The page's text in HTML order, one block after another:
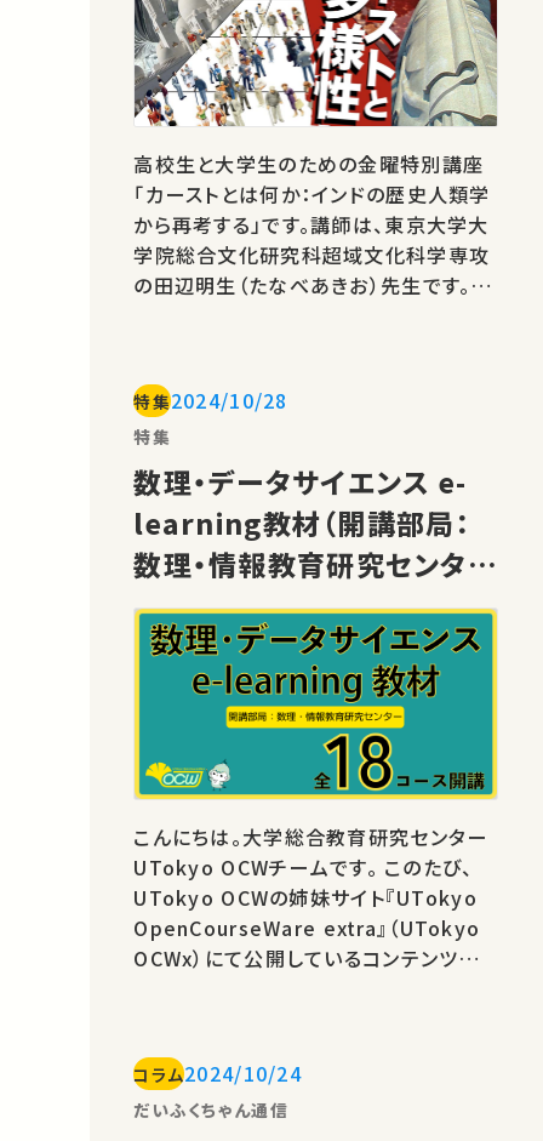
高校生と大学生のための金曜特別講座
「カーストとは何か：インドの歴史人類学
から再考する」です。講師は、東京大学大
学院総合文化研究科超域文化科学専攻
の田辺明生（たなべあきお）先生です。
が“カースト”というワードを聞いたとき
にまず思いつくのは、それがインドにおけ
る階級制度だということだと思われま
す。では…
特集2024/10/28
特集
数理・データサイエンス e-
learning教材（開講部局：
数理・情報教育研究センタ
ー）全18コースをUTokyo
OCWで開講
こんにちは。大学総合教育研究センター
UTokyo OCWチームです。 このたび、
UTokyo OCWの姉妹サイト『UTokyo
OpenCourseWare extra』（UTokyo
OCWx）にて公開しているコンテンツの
ている数理・データサイエンスに関する公
開講義の18コース。一つの講義がトピッ
コラム2024/10/24
だいふくちゃん通信